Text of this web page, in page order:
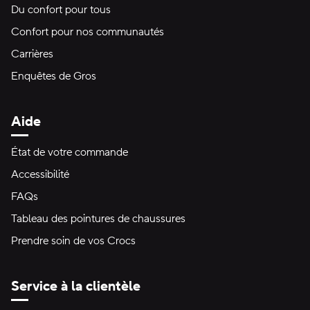
Du confort pour tous
Confort pour nos communautés
Carrières
Enquêtes de Gros
Aide
État de votre commande
Accessibilité
FAQs
Tableau des pointures de chaussures
Prendre soin de vos Crocs
Service à la clientèle